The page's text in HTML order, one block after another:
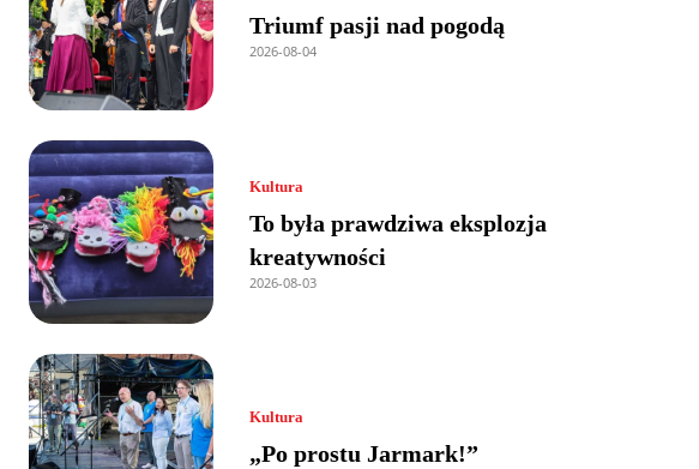
Triumf pasji nad pogodą
2026-08-04
Kultura
To była prawdziwa eksplozja
kreatywności
2026-08-03
Kultura
„Po prostu Jarmark!”